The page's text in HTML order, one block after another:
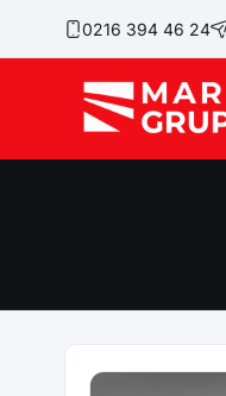
0216 394 46 24